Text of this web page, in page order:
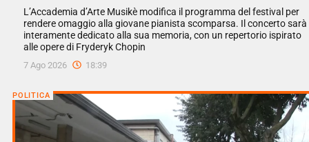
L’Accademia d’Arte Musikè modifica il programma del festival per
rendere omaggio alla giovane pianista scomparsa. Il concerto sarà
interamente dedicato alla sua memoria, con un repertorio ispirato
alle opere di Fryderyk Chopin
7 Ago 2026 18:39
POLITICA